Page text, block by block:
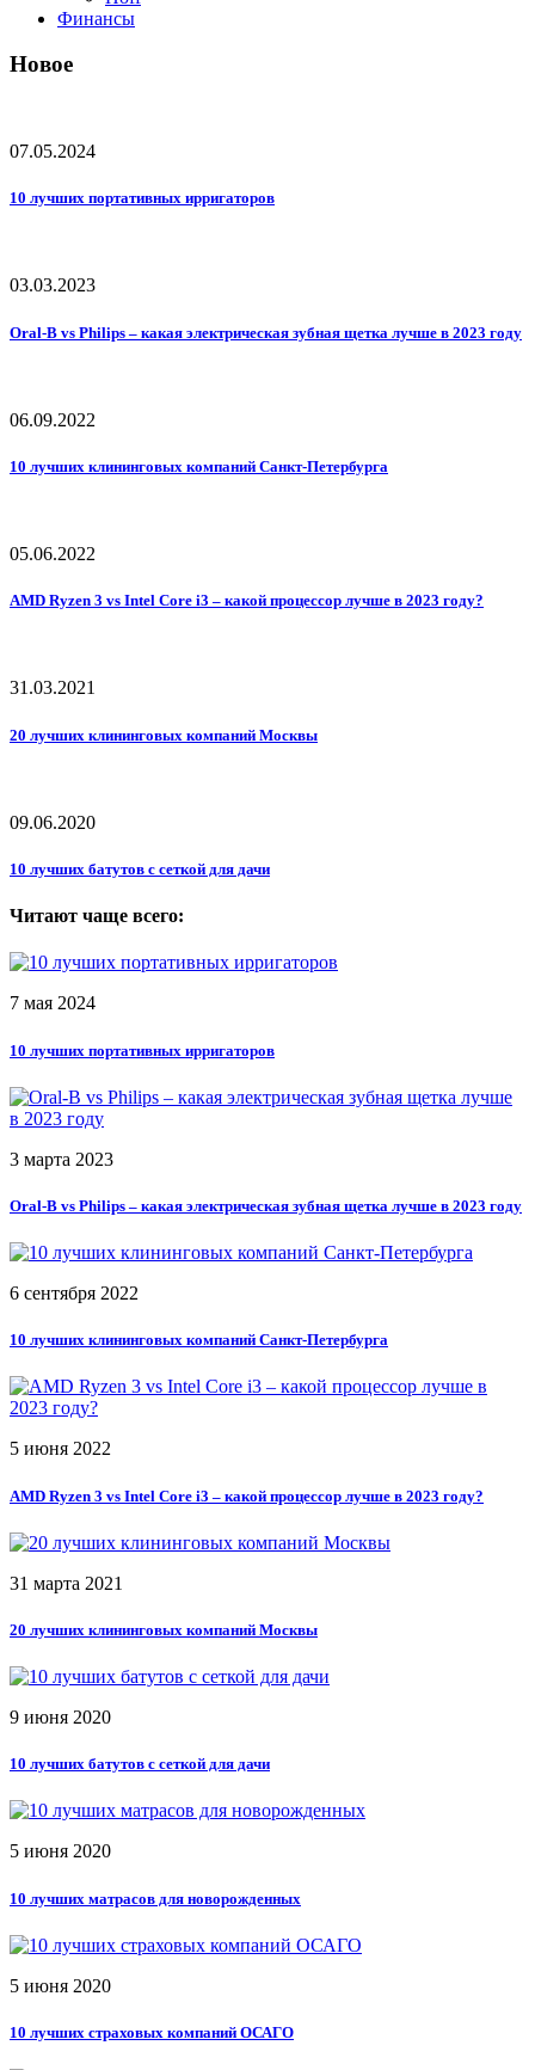
Финансы
Новое
07.05.2024
10 лучших портативных ирригаторов
03.03.2023
Oral-B vs Philips – какая электрическая зубная щетка лучше в 2023 году
06.09.2022
10 лучших клининговых компаний Санкт-Петербурга
05.06.2022
AMD Ryzen 3 vs Intel Core i3 – какой процессор лучше в 2023 году?
31.03.2021
20 лучших клининговых компаний Москвы
09.06.2020
10 лучших батутов с сеткой для дачи
Читают чаще всего:
7 мая 2024
10 лучших портативных ирригаторов
3 марта 2023
Oral-B vs Philips – какая электрическая зубная щетка лучше в 2023 году
6 сентября 2022
10 лучших клининговых компаний Санкт-Петербурга
5 июня 2022
AMD Ryzen 3 vs Intel Core i3 – какой процессор лучше в 2023 году?
31 марта 2021
20 лучших клининговых компаний Москвы
9 июня 2020
10 лучших батутов с сеткой для дачи
5 июня 2020
10 лучших матрасов для новорожденных
5 июня 2020
10 лучших страховых компаний ОСАГО